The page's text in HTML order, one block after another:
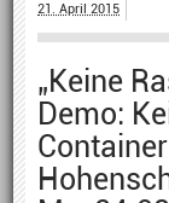
21. April 2015
„Keine
Demo: